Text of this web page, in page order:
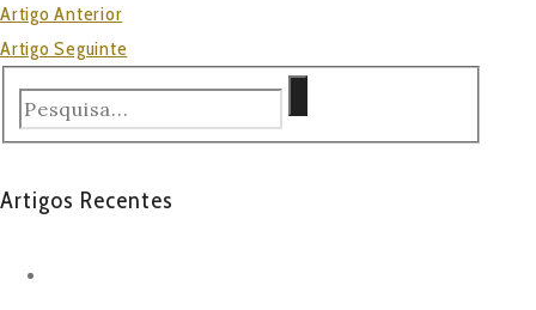
Artigo Anterior
Artigo Seguinte
Artigos Recentes